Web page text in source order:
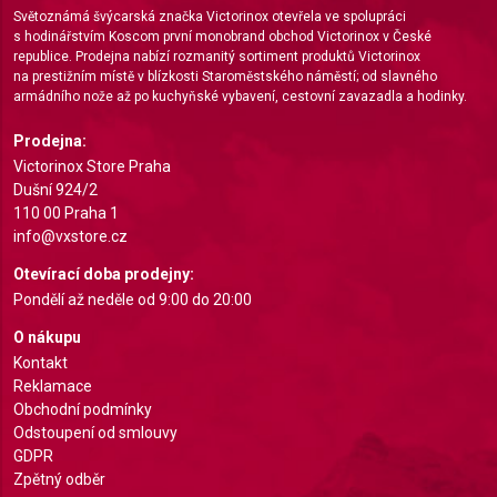
Světoznámá švýcarská značka Victorinox otevřela ve spolupráci
s hodinářstvím Koscom první monobrand obchod Victorinox v České
republice. Prodejna nabízí rozmanitý sortiment produktů Victorinox
na prestižním místě v blízkosti Staroměstského náměstí; od slavného
armádního nože až po kuchyňské vybavení, cestovní zavazadla a hodinky.
Prodejna:
Victorinox Store Praha
Dušní 924/2
110 00 Praha 1
info@vxstore.cz
Otevírací doba prodejny:
Pondělí až neděle od 9:00 do 20:00
O nákupu
Kontakt
Reklamace
Obchodní podmínky
Odstoupení od smlouvy
GDPR
Zpětný odběr
Measure content performance
Understand audiences through statistics or
combinations of data from different sources
Develop and improve services
Use limited data to select content
IAB Special Features:
Identify devices based on information actively
requested
Non-IAB processing purposes:
Performance
Functional